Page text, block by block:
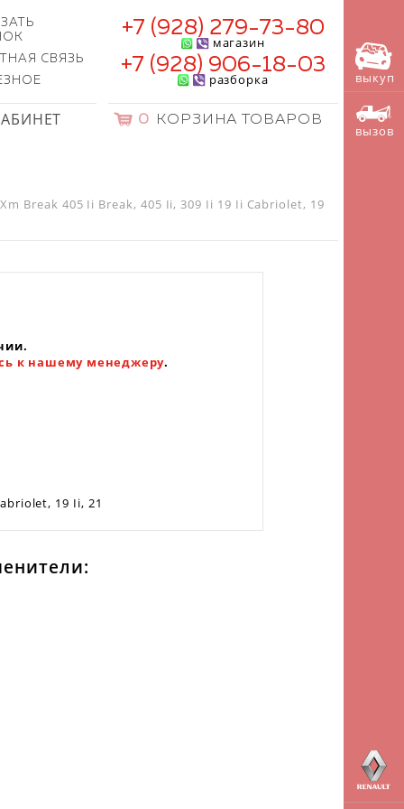
СВЯЗЬ
+7 (928) 279-73-80
магазин
+7 (928) 906-18-03
разборка
0 КОРЗИНА ТОВАРОВ
Break 405 Ii Break, 405 Ii, 309 Ii 19 Ii Cabriolet, 19
к нашему менеджеру.
19 Ii, 21
выкуп
вызов